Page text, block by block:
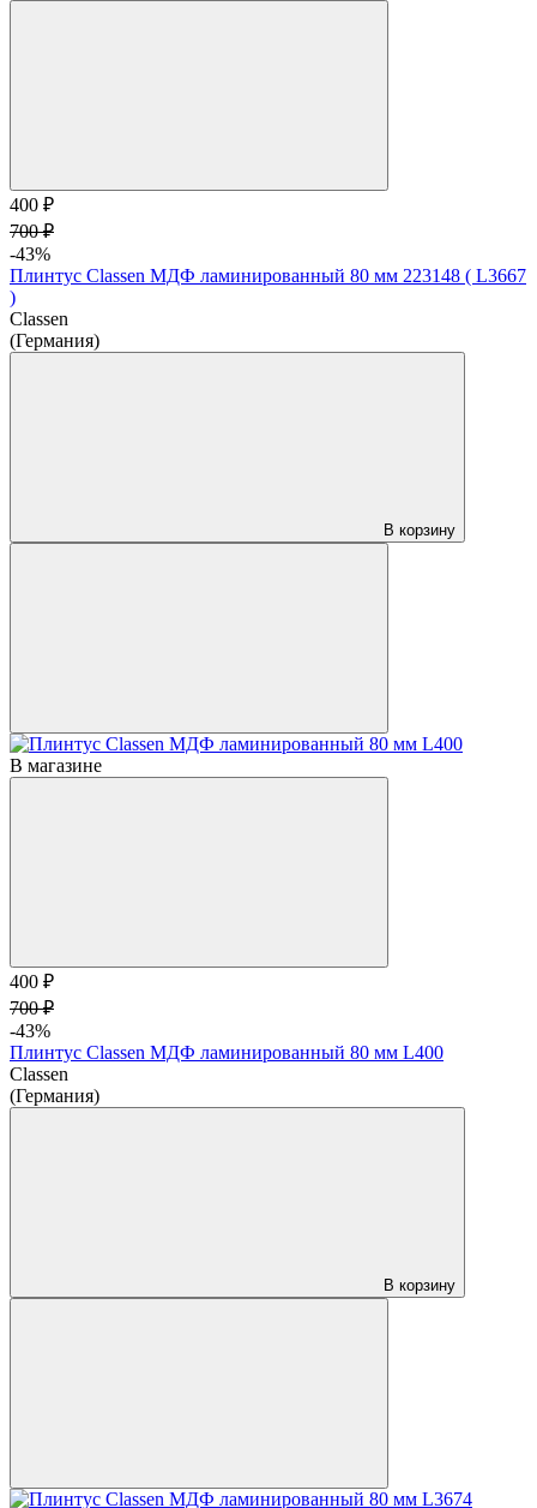
400 ₽
700 ₽
-43%
Плинтус Classen МДФ ламинированный 80 мм 223148 ( L3667
)
Classen
(Германия)
В корзину
В магазине
400 ₽
700 ₽
-43%
Плинтус Classen МДФ ламинированный 80 мм L400
Classen
(Германия)
В корзину